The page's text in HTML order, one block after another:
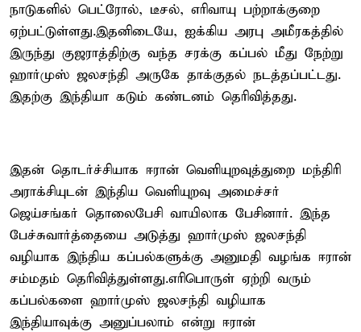
நாடுகளில் பெட்ரோல், டீசல், எரிவாயு பற்றாக்குறை
ஏற்பட்டுள்ளது.இதனிடையே, ஐக்கிய அரபு அமீரகத்தில்
இருந்து குஜராத்திற்கு வந்த சரக்கு கப்பல் மீது நேற்று
ஹார்முஸ் ஜலசந்தி அருகே தாக்குதல் நடத்தப்பட்டது.
இதற்கு இந்தியா கடும் கண்டனம் தெரிவித்தது.
இதன் தொடர்ச்சியாக ஈரான் வெளியுறவுத்துறை மந்திரி
அராக்சியுடன் இந்திய வெளியுறவு அமைச்சர்
ஜெய்சங்கர் தொலைபேசி வாயிலாக பேசினார். இந்த
பேச்சுவார்த்தையை அடுத்து ஹார்முஸ் ஜலசந்தி
வழியாக இந்திய கப்பல்களுக்கு அனுமதி வழங்க ஈரான்
சம்மதம் தெரிவித்துள்ளது.எரிபொருள் ஏற்றி வரும்
கப்பல்களை ஹார்முஸ் ஜலசந்தி வழியாக
இந்தியாவுக்கு அனுப்பலாம் என்று ஈரான்